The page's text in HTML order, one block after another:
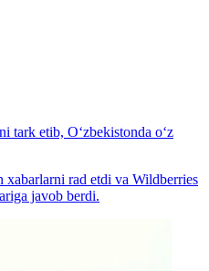
tark etib, O‘zbekistonda o‘z
xabarlarni rad etdi va Wildberries
javob berdi.